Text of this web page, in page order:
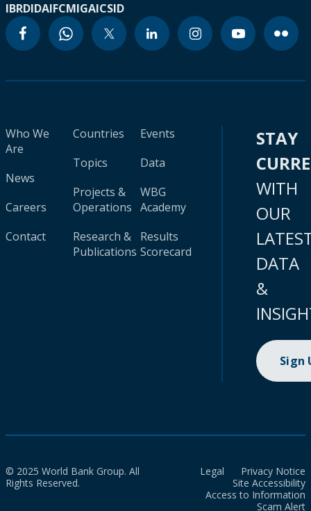
IBRDIDAIFCMIGAICSID
Who We
Are
News
Careers
Contact
Countries
Topics
Projects &
Operations
Research &
Publications
Events
Data
WBG
Academy
Results
Scorecard
STAY
WITH
OUR
DATA
&
Sign
© 2025 World Bank Group. All
Rights Reserved.
Legal
Privacy Notice
Site Accessibility
Access to Information
Scam Alert